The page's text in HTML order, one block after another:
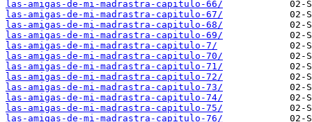
las-amigas-de-mi-madrastra-capitulo-66/
las-amigas-de-mi-madrastra-capitulo-67/
las-amigas-de-mi-madrastra-capitulo-68/
las-amigas-de-mi-madrastra-capitulo-69/
las-amigas-de-mi-madrastra-capitulo-7/
las-amigas-de-mi-madrastra-capitulo-70/
las-amigas-de-mi-madrastra-capitulo-71/
las-amigas-de-mi-madrastra-capitulo-72/
las-amigas-de-mi-madrastra-capitulo-73/
las-amigas-de-mi-madrastra-capitulo-74/
las-amigas-de-mi-madrastra-capitulo-75/
las-amigas-de-mi-madrastra-capitulo-76/